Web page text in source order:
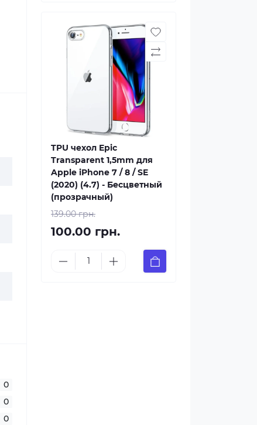
0
0
0
TPU чехол Epic
Transparent 1,5mm для
Apple iPhone 7 / 8 / SE
(2020) (4.7) - Бесцветный
(прозрачный)
139.00 грн.
100.00 грн.